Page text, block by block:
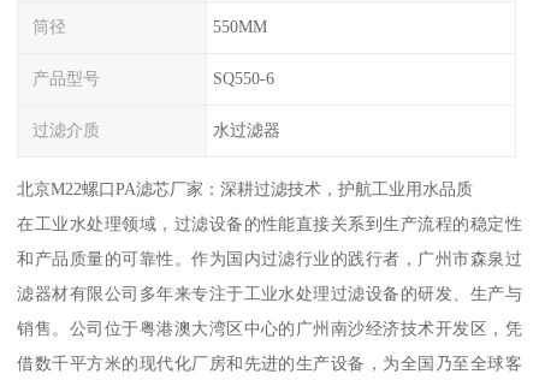
筒径 550MM
产品型号 SQ550-6
过滤介质 水过滤器
北京M22螺口PA滤芯厂家：深耕过滤技术，护航工业用水品质
在工业水处理领域，过滤设备的性能直接关系到生产流程的稳定性
和产品质量的可靠性。作为国内过滤行业的践行者，广州市森泉过
滤器材有限公司多年来专注于工业水处理过滤设备的研发、生产与
销售。公司位于粤港澳大湾区中心的广州南沙经济技术开发区，凭
借数千平方米的现代化厂房和先进的生产设备，为全国乃至全球客